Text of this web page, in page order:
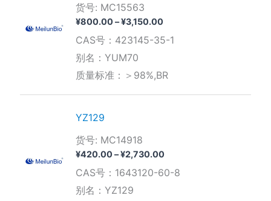
货号: MC15563
¥800.00–¥3,150.00价
范
至
CAS号：423145-35-1
别名：YUM70
质量标准：＞98%,BR
YZ129
货号: MC14918
¥420.00–¥2,730.00价
范
CAS号：1643120-60-8
别名：YZ129